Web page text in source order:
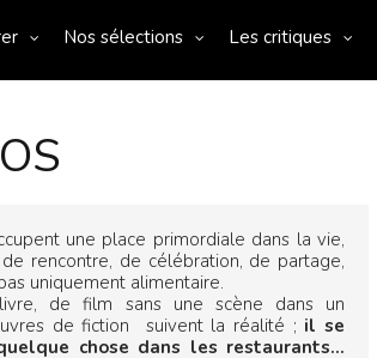
Nos sélections Les critiques
une place primordiale dans la vie,
rencontre, de célébration, de partage,
uniquement alimentaire.
de film sans une scène dans un
de fiction suivent la réalité ; il se
chose dans les restaurants...